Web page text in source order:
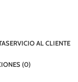
SERVICIO AL CLIENTE
(0)